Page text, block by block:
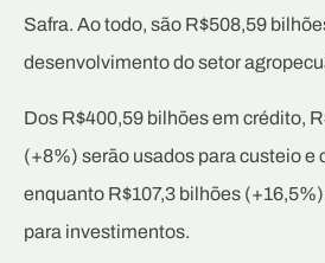
Safra. Ao todo, são R$508,59
desenvolvimento do setor
Dos R$400,59 bilhões em crédito,
(+8%) serão usados para custeio e
enquanto R$107,3 bilhões
para investimentos.